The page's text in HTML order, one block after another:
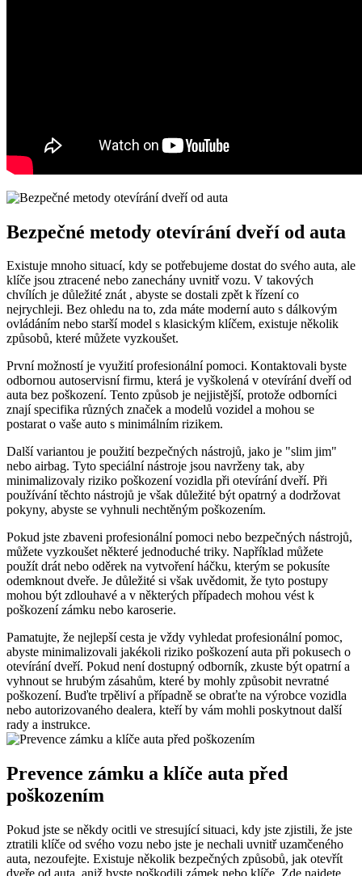
Bezpečné metody otevírání dveří od auta
Existuje mnoho situací, kdy se potřebujeme dostat do svého auta, ale
klíče jsou ztracené nebo zanechány uvnitř vozu. V takových
chvílích je důležité znát , abyste se dostali zpět k řízení co
nejrychleji. Bez ohledu na to, zda máte moderní auto s dálkovým
ovládáním nebo starší model s klasickým klíčem, existuje několik
způsobů, které můžete vyzkoušet.
První možností je využití profesionální pomoci. Kontaktovali byste
odbornou autoservisní firmu, která je vyškolená v otevírání dveří od
auta bez poškození. Tento způsob je nejjistější, protože odborníci
znají specifika různých značek a modelů vozidel a mohou se
postarat o vaše auto s minimálním rizikem.
Další variantou je použití bezpečných nástrojů, jako je "slim jim"
nebo airbag. Tyto speciální nástroje jsou navrženy tak, aby
minimalizovaly riziko poškození vozidla při otevírání dveří. Při
používání těchto nástrojů je však důležité být opatrný a dodržovat
pokyny, abyste se vyhnuli nechtěným poškozením.
Pokud jste zbaveni profesionální pomoci nebo bezpečných nástrojů,
můžete vyzkoušet některé jednoduché triky. Například můžete
použít drát nebo oděrek na vytvoření háčku, kterým se pokusíte
odemknout dveře. Je důležité si však uvědomit, že tyto postupy
mohou být zdlouhavé a v některých případech mohou vést k
poškození zámku nebo karoserie.
Pamatujte, že nejlepší cesta je vždy vyhledat profesionální pomoc,
abyste minimalizovali jakékoli riziko poškození auta při pokusech o
otevírání dveří. Pokud není dostupný odborník, zkuste být opatrní a
vyhnout se hrubým zásahům, které by mohly způsobit nevratné
poškození. Buďte trpěliví a případně se obraťte na výrobce vozidla
nebo autorizovaného dealera, kteří by vám mohli poskytnout další
rady a instrukce.
Prevence zámku a klíče auta před
poškozením
Pokud jste se někdy ocitli ve stresující situaci, kdy jste zjistili, že jste
ztratili klíče od svého vozu nebo jste je nechali uvnitř uzamčeného
auta, nezoufejte. Existuje několik bezpečných způsobů, jak otevřít